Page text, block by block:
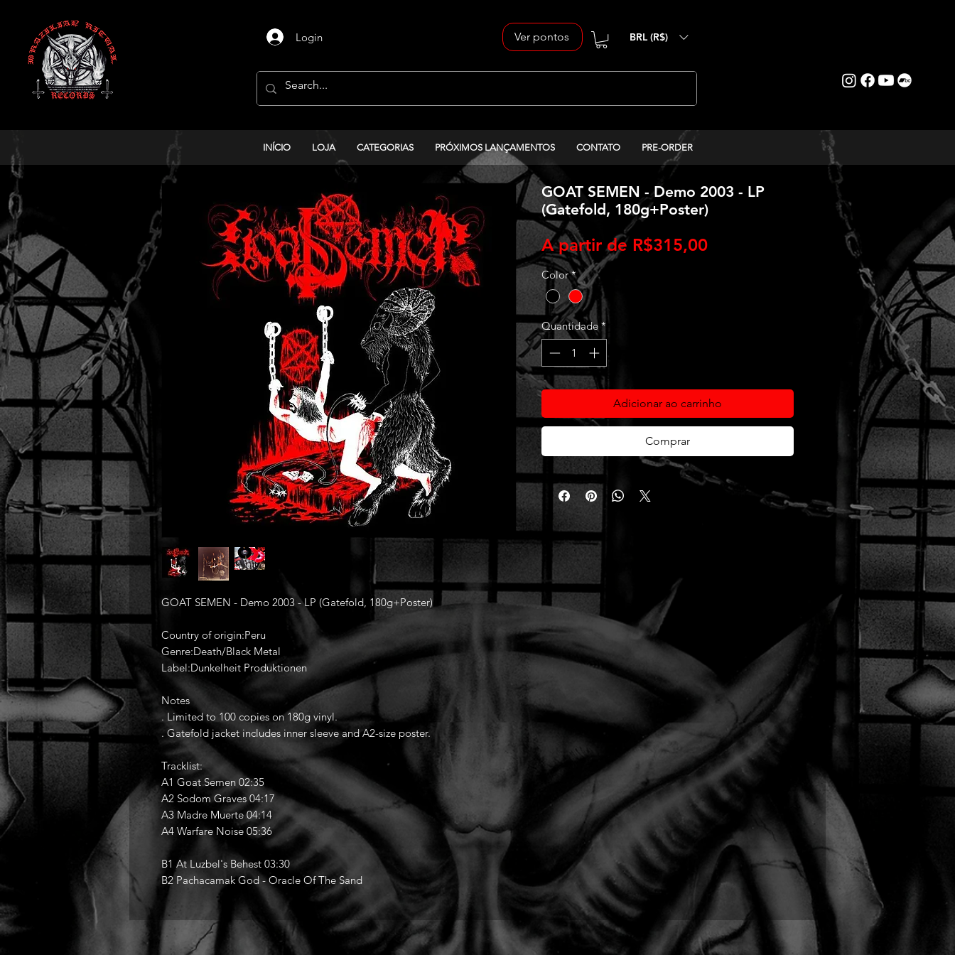
Login Ver pontos BRL (R$)
INÍCIO LOJA CATEGORIAS PRÓXIMOS LANÇAMENTOS CONTATO PRE-ORDER
GOAT SEMEN - Demo 2003 - LP (Gatefold, 180g+Poster)
Country of origin:Peru
Genre:Death/Black Metal
Label:Dunkelheit Produktionen
Notes
. Limited to 100 copies on 180g vinyl.
. Gatefold jacket includes inner sleeve and A2-size poster.
Tracklist:
A1 Goat Semen 02:35
A2 Sodom Graves 04:17
A3 Madre Muerte 04:14
A4 Warfare Noise 05:36
B1 At Luzbel's Behest 03:30
B2 Pachacamak God - Oracle Of The Sand
GOAT SEMEN - Demo 2003 - LP
(Gatefold, 180g+Poster)
A partir de R$315,00Preço
Color *
Quantidade *
Adicionar ao carrinho
Comprar